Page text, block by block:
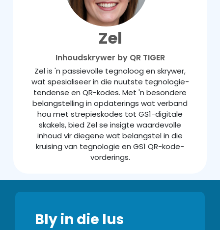
Zel
Inhoudskrywer by QR TIGER
Zel is 'n passievolle tegnoloog en skrywer,
wat spesialiseer in die nuutste tegnologie-
tendense en QR-kodes. Met 'n besondere
belangstelling in opdaterings wat verband
hou met strepieskodes tot GS1-digitale
skakels, bied Zel se insigte waardevolle
inhoud vir diegene wat belangstel in die
kruising van tegnologie en GS1 QR-kode-
vorderings.
Bly in die lus